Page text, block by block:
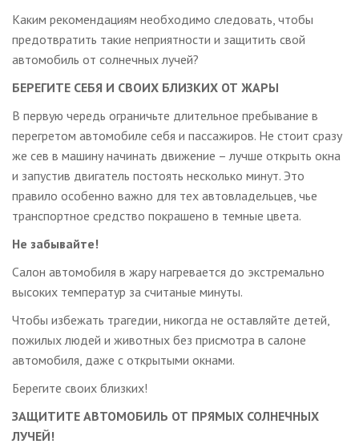
Каким рекомендациям необходимо следовать, чтобы
предотвратить такие неприятности и защитить свой
автомобиль от солнечных лучей?
БЕРЕГИТЕ СЕБЯ И СВОИХ БЛИЗКИХ ОТ ЖАРЫ
В первую чередь ограничьте длительное пребывание в
перегретом автомобиле себя и пассажиров. Не стоит сразу
же сев в машину начинать движение – лучше открыть окна
и запустив двигатель постоять несколько минут. Это
правило особенно важно для тех автовладельцев, чье
транспортное средство покрашено в темные цвета.
Не забывайте!
Салон автомобиля в жару нагревается до экстремально
высоких температур за считаные минуты.
Чтобы избежать трагедии, никогда не оставляйте детей,
пожилых людей и животных без присмотра в салоне
автомобиля, даже с открытыми окнами.
Берегите своих близких!
ЗАЩИТИТЕ АВТОМОБИЛЬ ОТ ПРЯМЫХ СОЛНЕЧНЫХ
ЛУЧЕЙ!